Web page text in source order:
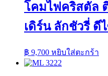
โคมไฟคริสตัล
เดิร์น ลักชัวรี่ ดี
฿ 9,700 หยิบใส่ตะกร้า